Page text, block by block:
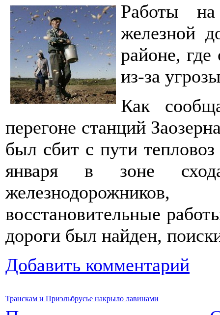
Работы на
железной
районе,
из-за
Как
перегоне станций
был сбит с пути
января в зоне
восстановительные
дороги был найден,
Добавить комментарий
Транскам и Приэльбрусье накрыло лавинами